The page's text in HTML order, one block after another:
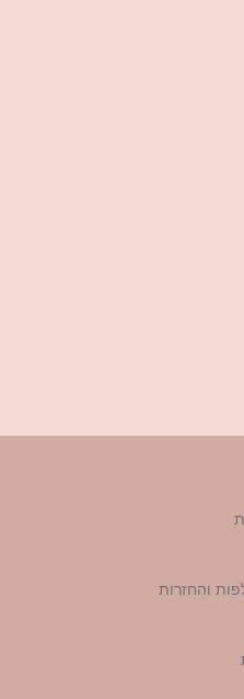
והחזרות